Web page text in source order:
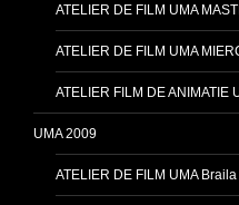
ATELIER DE FILM UMA
ATELIER DE FILM UMA
ATELIER FILM DE
UMA 2009
ATELIER DE FILM UMA